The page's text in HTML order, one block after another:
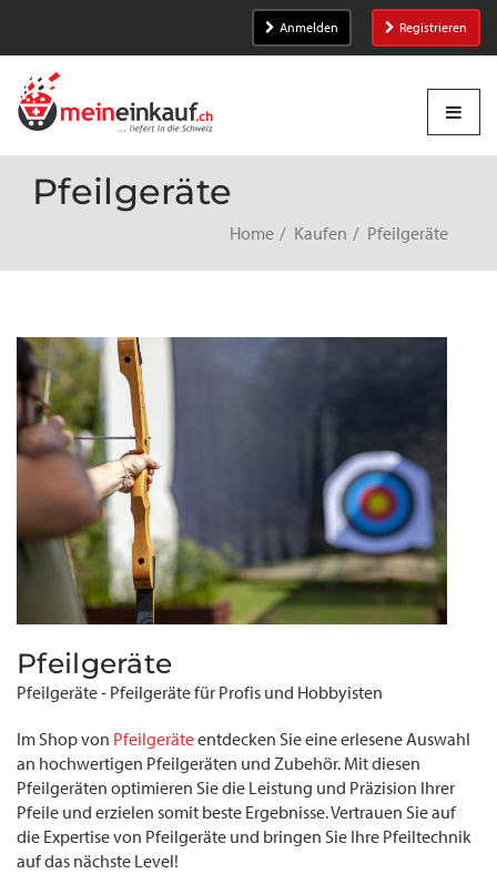
Anmelden Registrieren
Pfeilgeräte
Home Kaufen Pfeilgeräte
Pfeilgeräte
Pfeilgeräte - Pfeilgeräte für Profis und Hobbyisten
Im Shop von Pfeilgeräteentdecken Sie eine erlesene Auswahl
an hochwertigen Pfeilgeräten und Zubehör. Mit diesen
Pfeilgeräten optimieren Sie die Leistung und Präzision Ihrer
Pfeile und erzielen somit beste Ergebnisse. Vertrauen Sie auf
die Expertise von Pfeilgeräte und bringen Sie Ihre Pfeiltechnik
auf das nächste Level!